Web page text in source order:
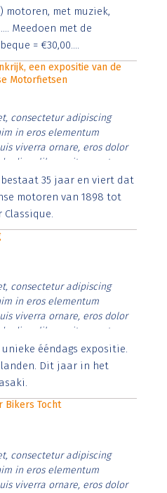
cursus id rutrum lorem
risus tristique posuere.
motoren, met muziek,
Meedoen met de
= €30,00....
een expositie van de
Motorfietsen
consectetur adipiscing
in eros elementum
viverra ornare, eros dolor
diam libero vitae erat.
cursus id rutrum lorem
risus tristique posuere.
bestaat 35 jaar en viert dat
motoren van 1898 tot
Classique.
consectetur adipiscing
in eros elementum
viverra ornare, eros dolor
diam libero vitae erat.
cursus id rutrum lorem
risus tristique posuere.
ééndags expositie.
Dit jaar in het
Bikers Tocht
consectetur adipiscing
in eros elementum
viverra ornare, eros dolor